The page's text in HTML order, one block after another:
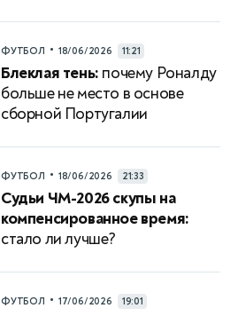
ФУТБОЛ • 18/06/2026 11:21
Блеклая тень: почему Роналду
больше не место в основе
сборной Португалии
ФУТБОЛ • 18/06/2026 21:33
Судьи ЧМ-2026 скупы на
компенсированное время:
стало ли лучше?
ФУТБОЛ • 17/06/2026 19:01